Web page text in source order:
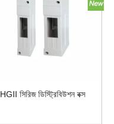
HGⅡ সিরিজ ডিস্ট্রিবিউশন বক্স